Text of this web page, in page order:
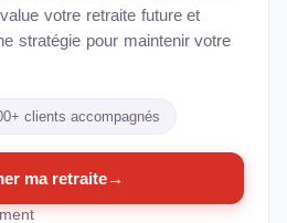
votre retraite future et
stratégie pour maintenir votre
clients accompagnés
ma retraite→